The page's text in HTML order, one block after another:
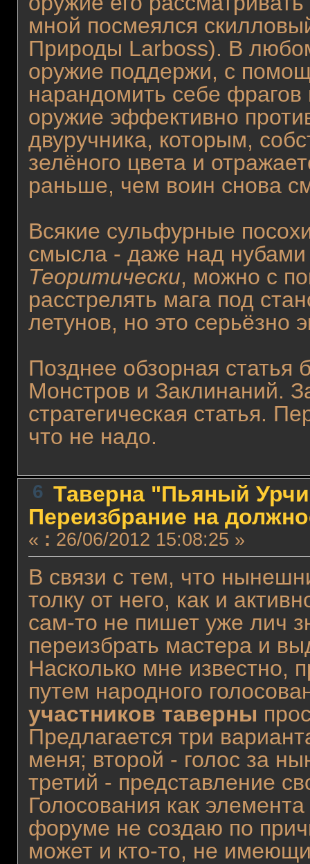
мной посмеялся
Природы Larboss). В
оружие поддержи, с
нарандомить себе фрагов
оружие эффективно
двуручника, которым,
зелёного цвета и
раньше, чем воин снова
Всякие сульфурные
смысла - даже над
Теоритически, можно с
расстрелять мага под
летунов, но это серьёзно
Позднее обзорная статья
Монстров и Заклинаний.
стратегическая статья.
что не надо.
6 Таверна "Пьяный
Переизбрание на
« : 26/06/2012 15:08:25 »
В связи с тем, что
толку от него, как и
сам-то не пишет уже лич
переизбрать мастера и
Насколько мне известно,
путем народного
участников таверны
Предлагается три
меня; второй - голос за
третий - представление
Голосования как
форуме не создаю по
может и кто-то, не